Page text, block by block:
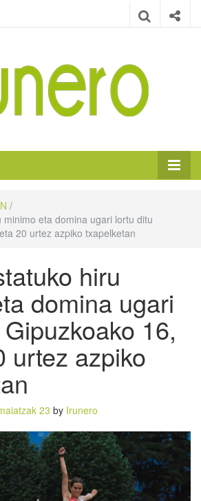
/
minimo eta domina ugari lortu ditu
20 urtez azpiko txapelketan
hiru
domina ugari
16,
urtez azpiko
23 by Irunero